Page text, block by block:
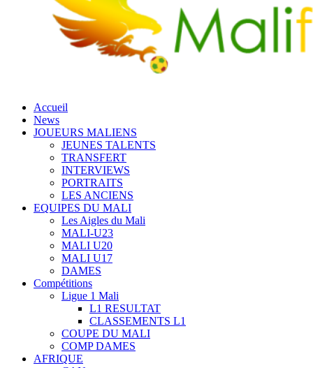
Accueil
News
JOUEURS MALIENS
JEUNES TALENTS
TRANSFERT
INTERVIEWS
PORTRAITS
LES ANCIENS
EQUIPES DU MALI
Les Aigles du Mali
MALI-U23
MALI U20
MALI U17
DAMES
Compétitions
Ligue 1 Mali
L1 RESULTAT
CLASSEMENTS L1
COUPE DU MALI
COMP DAMES
AFRIQUE